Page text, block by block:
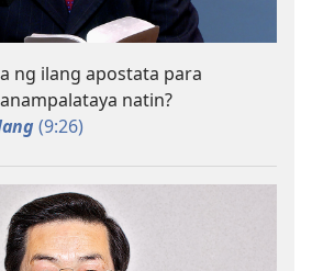
ng ilang apostata para
natin?
(9:​26)